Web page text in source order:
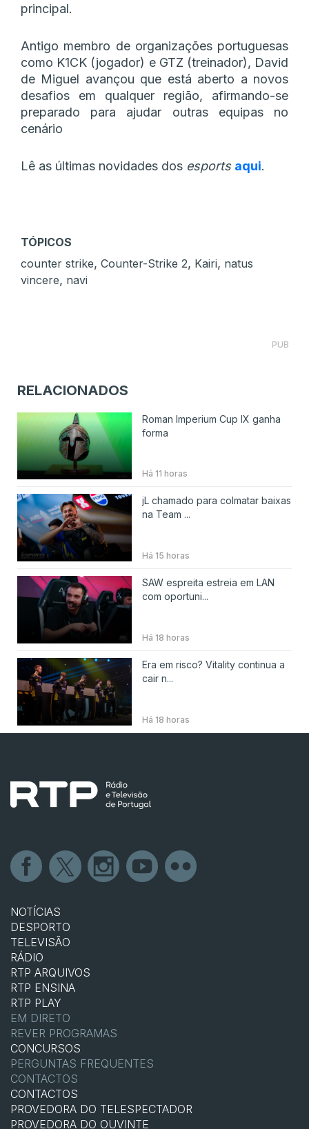
principal.
Antigo membro de organizações portuguesas
como K1CK (jogador) e GTZ (treinador), David
de Miguel avançou que está aberto a novos
desafios em qualquer região, afirmando-se
preparado para ajudar outras equipas no
cenário
Lê as últimas novidades dos esports aqui.
TÓPICOS
counter strike, Counter-Strike 2, Kairi, natus
vincere, navi
PUB
RELACIONADOS
Roman Imperium Cup IX ganha
forma
Há 11 horas
jL chamado para colmatar baixas
na Team ...
Há 15 horas
SAW espreita estreia em LAN
com oportuni...
Há 18 horas
Era em risco? Vitality continua a
cair n...
Há 18 horas
NOTÍCIAS
DESPORTO
TELEVISÃO
RÁDIO
RTP ARQUIVOS
RTP ENSINA
RTP PLAY
EM DIRETO
REVER PROGRAMAS
CONCURSOS
PERGUNTAS FREQUENTES
CONTACTOS
CONTACTOS
PROVEDORA DO TELESPECTADOR
PROVEDORA DO OUVINTE